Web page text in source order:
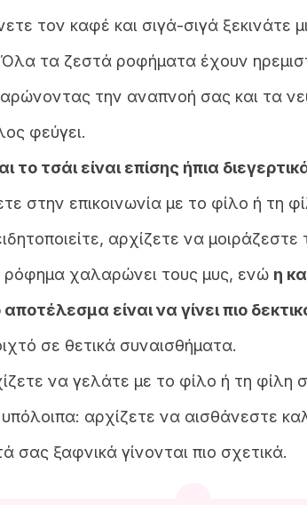
τον καφέ και σιγά-σιγά ξεκινάτε
τα ζεστά ροφήματα έχουν
την αναπνοή σας και τα
φεύγει.
το τσάι είναι επίσης ήπια
στην επικοινωνία με το φίλο ή τη
αρχίζετε να μοιράζεστε
χαλαρώνει τους μυς, ενώ η
είναι να γίνει πιο
σε θετικά συναισθήματα.
να γελάτε με το φίλο ή τη φίλη
αρχίζετε να αισθάνεστε
σας ξαφνικά γίνονται πιο σχετικά.